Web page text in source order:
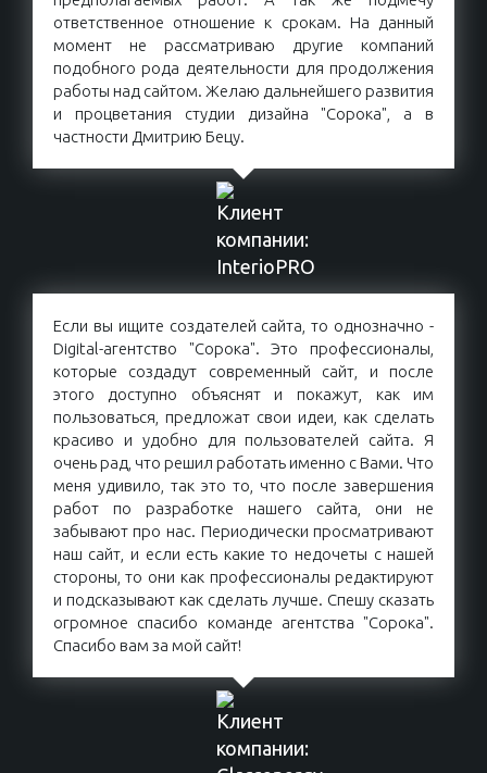
ответственное отношение к срокам. На данный
момент не рассматриваю другие компаний
подобного рода деятельности для продолжения
работы над сайтом. Желаю дальнейшего развития
и процветания студии дизайна "Сорока", а в
частности Дмитрию Бецу.
Если вы ищите создателей сайта, то однозначно -
Digital-агентство "Сорока". Это профессионалы,
которые создадут современный сайт, и после
этого доступно объяснят и покажут, как им
пользоваться, предложат свои идеи, как сделать
красиво и удобно для пользователей сайта. Я
очень рад, что решил работать именно с Вами. Что
меня удивило, так это то, что после завершения
работ по разработке нашего сайта, они не
забывают про нас. Периодически просматривают
наш сайт, и если есть какие то недочеты с нашей
стороны, то они как профессионалы редактируют
и подсказывают как сделать лучше. Спешу сказать
огромное спасибо команде агентства "Сорока".
Спасибо вам за мой сайт!